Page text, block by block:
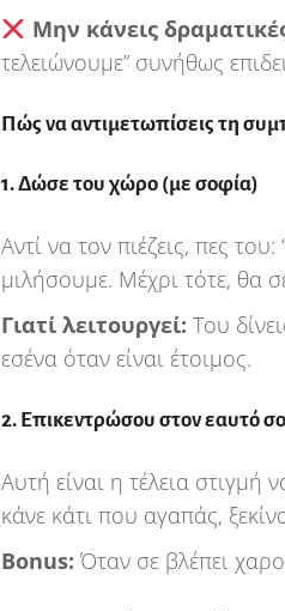
Μην κάνεις
τελειώνουμε” συνήθως
Πώς να αντιμετωπίσεις τη
1. Δώσε του χώρο (με σοφία)
Αντί να τον πιέζεις, πες
μιλήσουμε. Μέχρι τότε, θα
Γιατί λειτουργεί: Του
εσένα όταν είναι έτοιμος.
2. Επικεντρώσου στον εαυτό
Αυτή είναι η τέλεια
κάνε κάτι που αγαπάς,
Bonus: Όταν σε βλέπει